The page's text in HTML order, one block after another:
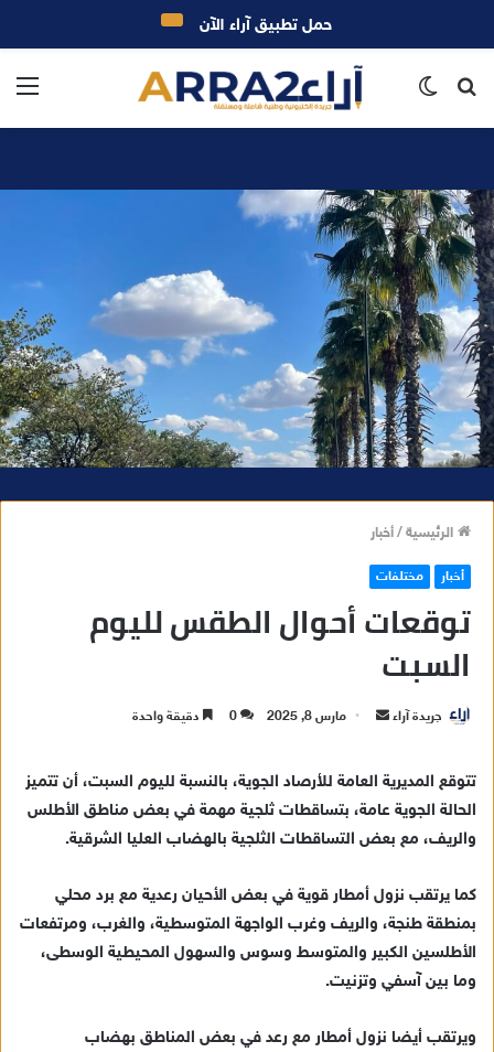
بحث
الرئيسية/أخبار
أخبار مختلفات
توقعات أحوال الطقس لليوم
السبت
جريدة آراء
د
ا
إ
ل
ت
مارس 8, 2025 0 دقيقة واحدة
تتوقع المديرية العامة للأرصاد الجوية، بالنسبة لليوم السبت، أن تتميز
الحالة الجوية عامة، بتساقطات ثلجية مهمة في بعض مناطق الأطلس
والريف، مع بعض التساقطات الثلجية بالهضاب العليا الشرقية.
كما يرتقب نزول أمطار قوية في بعض الأحيان رعدية مع برد محلي
بمنطقة طنجة، والريف وغرب الواجهة المتوسطية، والغرب، ومرتفعات
الأطلسين الكبير والمتوسط وسوس والسهول المحيطية الوسطى،
وما بين آسفي وتزنيت.
ويرتقب أيضا نزول أمطار مع رعد في بعض المناطق بهضاب
حمل تطبيق آراء الآن